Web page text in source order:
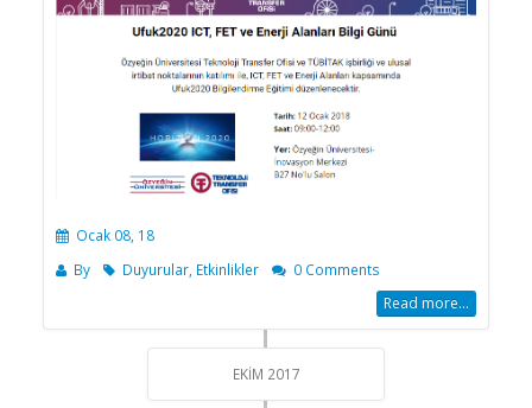
Ocak 08, 18
By
Duyurular, Etkinlikler 0 Comments
Read more...
EKIM 2017